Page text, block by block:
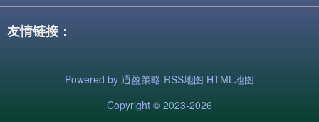
友情链接：
Powered by 通盈策略 RSS地图 HTML地图
Copyright © 2023-2026